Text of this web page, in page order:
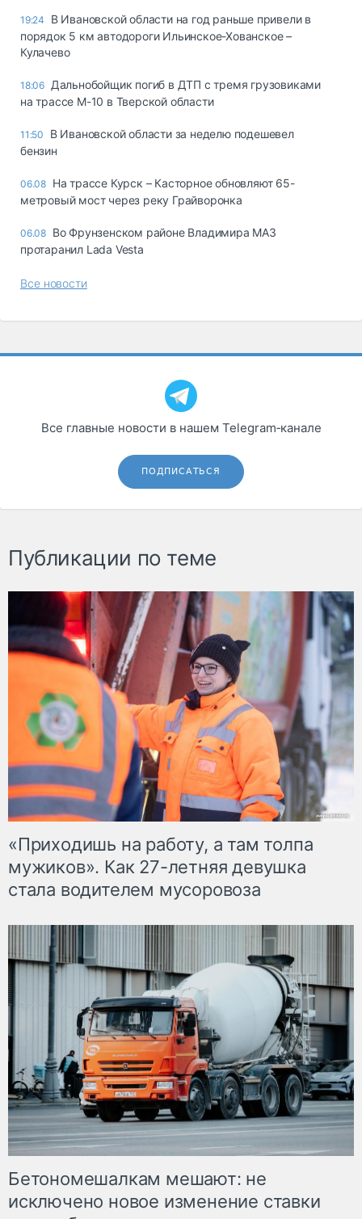
19:24
В Ивановской области на год раньше привели в
порядок 5 км автодороги Ильинское-Хованское –
Кулачево
18:06 Дальнобойщик погиб в ДТП с тремя грузовиками
на трассе М-10 в Тверской области
11:50
В Ивановской области за неделю подешевел
бензин
06.08 На трассе Курск – Касторное обновляют 65-
метровый мост через реку Грайворонка
06.08 Во Фрунзенском районе Владимира МАЗ
протаранил Lada Vesta
Все новости
Все главные новости в нашем Telegram‑канале
ПОДПИСАТЬСЯ
Публикации по теме
«Приходишь на работу, а там толпа
мужиков». Как 27-летняя девушка
стала водителем мусоровоза
Бетономешалкам мешают: не
исключено новое изменение ставки